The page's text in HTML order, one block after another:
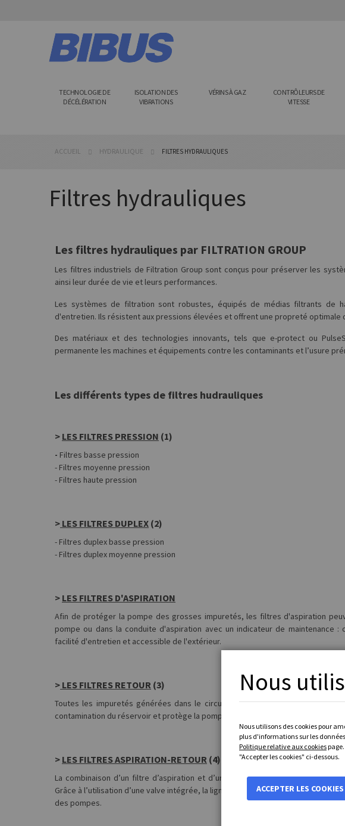
Allez
au
contenu
TECHNOLOGIE DE
DÉCÉLÉRATION
ISOLATION DES
VIBRATIONS
VÉRINS À GAZ
CONTRÔLEURS DE
VITESSE
ACCUEIL HYDRAULIQUE FILTRES HYDRAULIQUES
Filtres hydrauliques
Les filtres hydrauliques par FILTRATION GROUP
Les filtres industriels de Filtration Group sont conçus pour préserver les
ainsi leur durée de vie et leurs performances.
Les systèmes de filtration sont robustes, équipés de médias filtrants de
d'entretien. Ils résistent aux pressions élevées et offrent une propreté optimale
Des matériaux et des technologies innovants, tels que e-protect ou
permanente les machines et équipements contre les contaminants et l’usure
Les différents types de filtres hudrauliques
> LES FILTRES PRESSION (1)
- Filtres basse pression
- Filtres moyenne pression
- Filtres haute pression
> LES FILTRES DUPLEX (2)
- Filtres duplex basse pression
- Filtres duplex moyenne pression
> LES FILTRES D'ASPIRATION
Afin de protéger la pompe des grosses impuretés, les filtres d'aspiration
pompe ou dans la conduite d'aspiration avec un indicateur de maintenance
facilité d'entretien et accessible de l'extérieur.
> LES FILTRES RETOUR (3)
Toutes les impuretés générées dans le circuit hydraulique sont collectées
contamination du réservoir et protège la pompe.
> LES FILTRES ASPIRATION-RETOUR (4)
La combinaison d’un filtre d’aspiration et d’un filtre retour demande moins
Grâce à l’utilisation d’une valve intégrée, la ligne de retour demeure
des pompes.
Nous
Nous utilisons des cookies pour
plus d'informations sur les
Politique relative aux cookies
"Accepter les cookies" ci-dessous.
ACCEPTER LES COOKIES